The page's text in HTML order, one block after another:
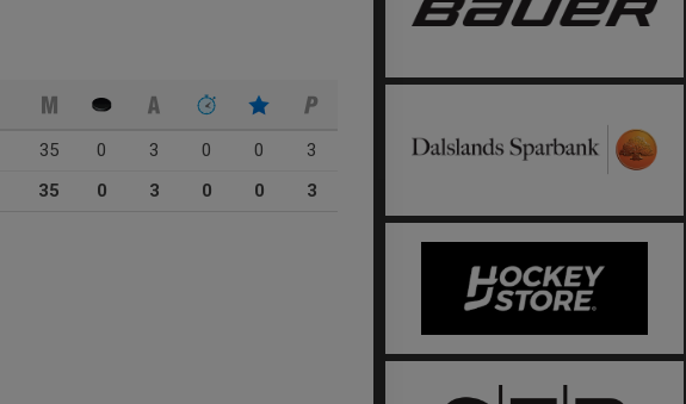
35 0 3 0 0
3
35 0 3 0 0 3